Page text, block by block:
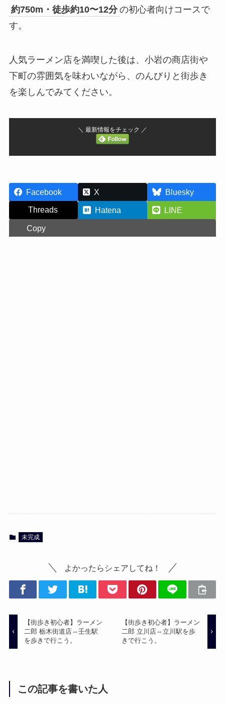
約750m・徒歩約10〜12分 の初心者向けコースで
す。
人気ラーメン店を満喫した後は、小岩の商店街や
下町の雰囲気を味わいながら、のんびりと街歩き
を楽しんでみてください。
＼ 最新情報をチェック ／
Facebook X
Bluesky
Threads
Hatena
LINE
Copy
未完成
よかったらシェアしてね！
【街歩き初心者】ラーメン
二郎 栃木街道店⇔壬生駅
を歩きで行こう。
【街歩き初心者】ラーメン
二郎 立川店⇔立川駅を歩
きで行こう。
この記事を書いた人